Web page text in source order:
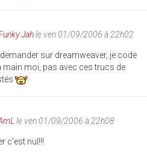
Jahle ven 01/09/2006 à 22h02
sur dreamweaver, je code
main moi, pas avec ces trucs de
le ven 01/09/2006 à 22h08
c'est nul!!!